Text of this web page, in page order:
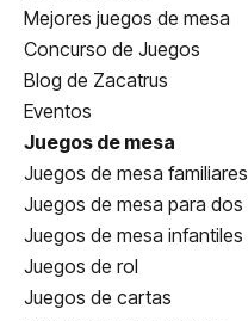
Mejores juegos de mesa
Concurso de Juegos
Blog de Zacatrus
Eventos
Juegos de mesa
Juegos de mesa familiares
Juegos de mesa para dos
Juegos de mesa infantiles
Juegos de rol
Juegos de cartas